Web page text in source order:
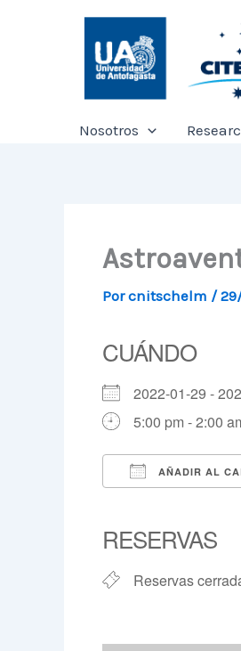
Nosotros
Porcnitschelm /
CUÁNDO
2022-01-29 -
5:00 pm - 2:00
AÑADIR AL
RESERVAS
Reservas